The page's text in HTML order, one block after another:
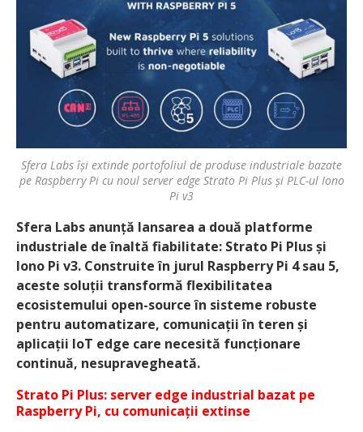
Sfera Labs își extinde portofoliul de produse industriale bazate
pe Raspberry Pi cu noul server edge Strato Pi Plus și PLC-ul Iono
Pi v3
Sfera Labs anunță lansarea a două platforme
industriale de înaltă fiabilitate: Strato Pi Plus și
Iono Pi v3. Construite în jurul Raspberry Pi 4 sau 5,
aceste soluții transformă flexibilitatea
ecosistemului open-source în sisteme robuste
pentru automatizare, comunicații în teren și
aplicații IoT edge care necesită funcționare
continuă, nesupravegheată.
Strato Pi Plus: server edge industrial bazat pe
Raspberry Pi, cu comunicații extinse